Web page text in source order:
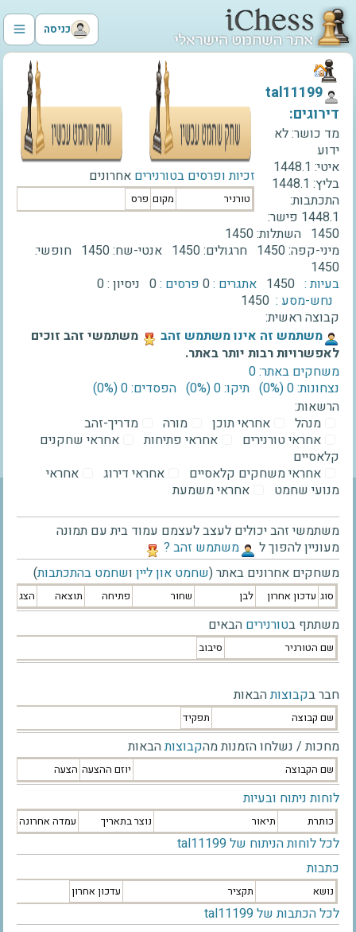
כניסה
זכיות ופרסים בטורנירים אחרונים
טורניר מקום פרס
‫tal11199‬
דירוגים:
מד כושר:לא
ידוע
איטי: 1448.1
בליץ: 1448.1
התכתבות:
1448.1 פישר:
1450 השתלות:1450
מיני-קפה:1450 חרגולים:1450 אנטי-שח:1450 חופשי:
1450
בעיות : 1450 אתגרים :0 פרסים :0 ניסיון :0
נחש-מסע : 1450
קבוצה ראשית:
‫משתמש זה אינו משתמש זהב‬
משתמשי זהב זוכים
לאפשרויות רבות יותר באתר.
משחקים באתר: 0
נצחונות: 0 ‫(0%)‬
תיקו: 0 ‫(0%)‬
הפסדים: 0 ‫(0%)‬
הרשאות:
מנהל
אחראי תוכן מורה
מדריך-זהב
אחראי טורנירים
אחראי פתיחות
אחראי שחקנים
קלאסיים
אחראי משחקים קלאסיים
אחראי דירוג
אחראי
מנועי שחמט
אחראי משמעת
משתמשי זהב יכולים לעצב לעצמם עמוד בית עם תמונה
מעוניין להפוך ל
‫משתמש זהב ?‬
משחקים אחרונים באתר (שחמט און ליין ושחמט בהתכתבות)
סוג עדכון אחרון לבן שחור פתיחה תוצאה הצג
משתתף בטורנירים הבאים
שם הטורניר סיבוב
חבר בקבוצותהבאות
שם קבוצה תפקיד
מחכות / נשלחו הזמנות מהקבוצותהבאות
שם הקבוצה יוזם ההצעה הצעה
לוחות ניתוח ובעיות
כותרת תיאור נוצר בתאריך עמדה אחרונה
לכל לוחות הניתוח של tal11199
כתבות
נושא תקציר עדכון אחרון
לכל הכתבות של tal11199